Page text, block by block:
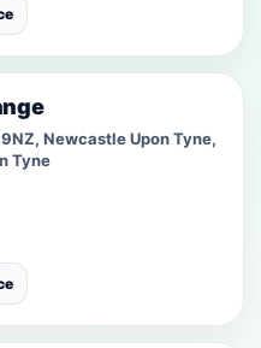
Newcastle Upon Tyne,
Tyne